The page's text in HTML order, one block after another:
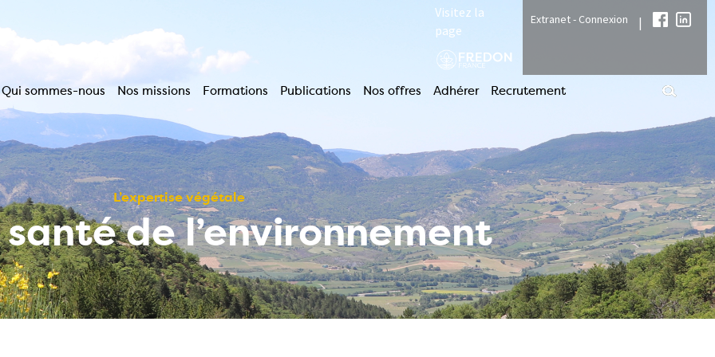
Visitez la
page
Extranet - Connexion |
Qui sommes-nous Nos missions Formations Publications Nos offres Adhérer Recrutement
L’expertise végétale
de l’environnement